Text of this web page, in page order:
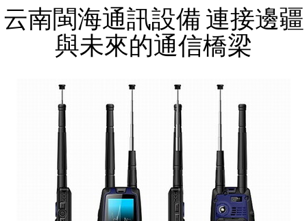
云南閩海通訊設備 連接邊疆
與未來的通信橋梁